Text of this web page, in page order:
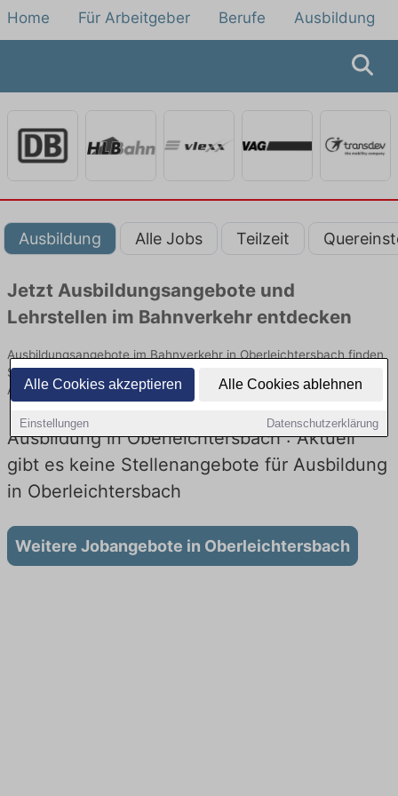
Alle Cookies akzeptieren Alle Cookies ablehnen
Einstellungen Datenschutzerklärung
Home Für Arbeitgeber Berufe Ausbildung
Ausbildung Alle Jobs Teilzeit
Jetzt Ausbildungsangebote und
Lehrstellen im Bahnverkehr entdecken
Ausbildungsangebote im Bahnverkehr in Oberleichtersbach finden
Sie von namhaften Firmen. Entdecken Sie freie Optionen von Top-
Arbeitgebern und bewerben Sie sich noch heute.
Ausbildung in Oberleichtersbach : Aktuell
gibt es keine Stellenangebote für Ausbildung
in Oberleichtersbach
Weitere Jobangebote in Oberleichtersbach